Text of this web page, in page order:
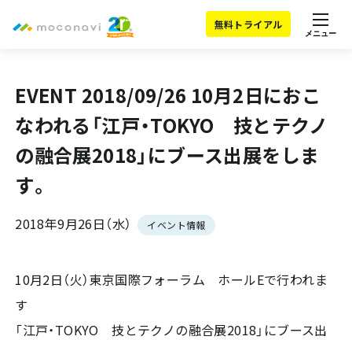
無料トライアル
メニュー
EVENT 2018/09/26 10月2日におこ
なわれる「江戸・TOKYO 技とテクノ
の融合展2018」にブース出展をしま
す。
2018年9月26日（水） イベント情報
10月2日（火）東京国際フォーラム ホールEで行われま
す
「江戸・TOKYO 技とテクノの融合展2018」にブース出